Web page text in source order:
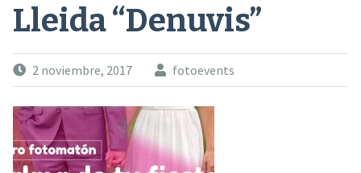
Lleida “Denuvis”
2 noviembre, 2017 fotoevents